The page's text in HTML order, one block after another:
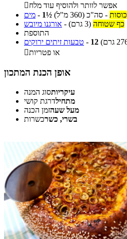
אפשר לוותר ולהוסיף עוד מלח
מים - 1½ כוסות - סה"כ (360 מ"ל)
אורגנו מיובש - כף שטוחה (3 גרם)
התוספת
טבעות זיתים ירוקים - 12
או פטריות
אופן הכנת המתכון
עיקריותסוג המנה
מתחילדרגת קושי
מעל שעהזמן הכנה
בשרי, כשרכשרות